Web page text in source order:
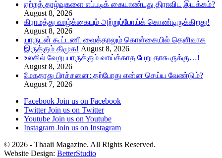
ஏற்றத் தாழ்வுகளை எப்படிக் கையாண்டது திராவிட இயக்கம்?
August 8, 2026
கிராமத்து வாழ்க்கையும் அற்றுப்போய்க் கொண்டிருக்கிறது!
August 8, 2026
யாருடன் கூட்டணி வைத்தாலும் கொள்கையில் தெளிவாக
இருக்கும் திமுக! August 8, 2026
உலகில் வேறு யாருக்கும் வாய்க்காத பேறு தாகூருக்கு…!
August 8, 2026
மேகதாது பிரச்சனை: தற்போது என்ன செய்ய வேண்டும்?
August 7, 2026
Facebook Join us on Facebook
Twitter Join us on Twitter
Youtube Join us on Youtube
Instagram Join us on Instagram
© 2026 - Thaaii Magazine. All Rights Reserved.
Website Design: BetterStudio